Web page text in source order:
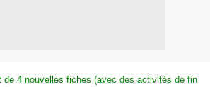
de 4 nouvelles fiches (avec des activités de fin